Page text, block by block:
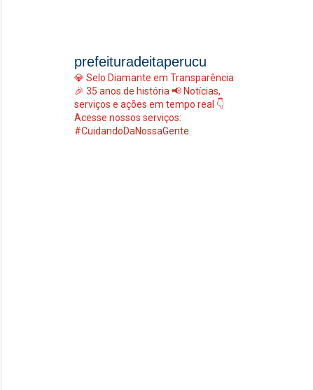
prefeituradeitaperucu
💎 Selo Diamante em Transparência
🎉 35 anos de história 📢 Notícias,
serviços e ações em tempo real 👇
Acesse nossos serviços:
#CuidandoDaNossaGente